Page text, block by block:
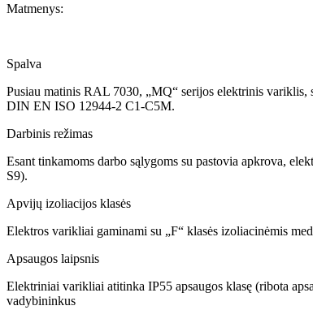
Matmenys:
Spalva
Pusiau matinis RAL 7030, „MQ“ serijos elektrinis
DIN EN ISO 12944-2 C1-C5M.
Darbinis režimas
Esant tinkamoms darbo sąlygoms su pastovia apkrova,
S9).
Apvijų izoliacijos klasės
Elektros varikliai gaminami su „F“ klasės izoliacinėmis
Apsaugos laipsnis
Elektriniai varikliai atitinka IP55 apsaugos klasę (ribota
vadybininkus